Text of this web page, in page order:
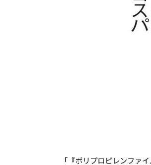
「『ポリプロピレンファ